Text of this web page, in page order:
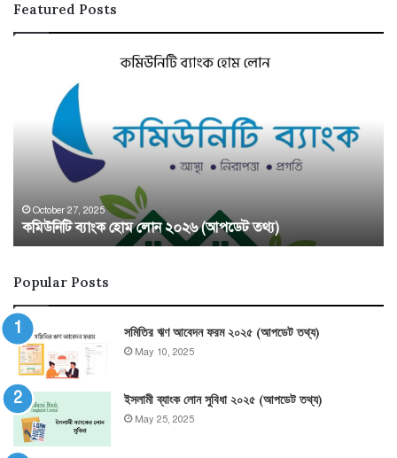
Featured Posts
October 27, 2025
কমিউনিটি ব্যাংক হোম লোন ২০২৬ (আপডেট তথ্য)
Popular Posts
সমিতির ঋণ আবেদন ফরম ২০২৫ (আপডেট তথ্য)
May 10, 2025
ইসলামী ব্যাংক লোন সুবিধা ২০২৫ (আপডেট তথ্য)
May 25, 2025